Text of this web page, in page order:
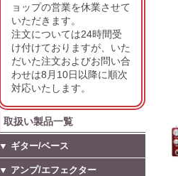
ョップの営業を休業させて
いただきます。
注文については24時間受
け付けておりますが、いた
だいた注文およびお問い合
わせは8月10日以降に順次
対応いたします。
取扱い製品一覧
▼ ギター/ベース
▼ アンプ/エフェクター